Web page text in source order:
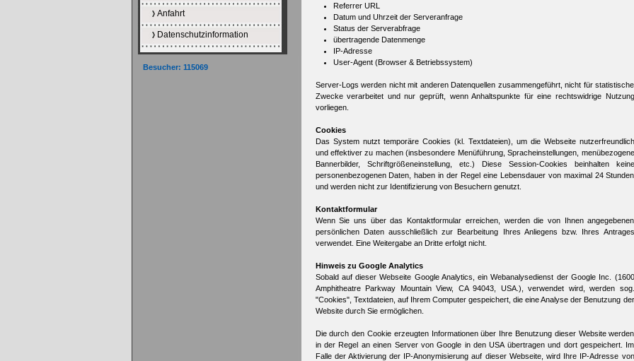
Anfahrt
Datenschutzinformation
Besucher: 115069
Referrer URL
Datum und Uhrzeit der Serveranfrage
Status der Serverabfrage
übertragende Datenmenge
IP-Adresse
User-Agent (Browser & Betriebssystem)
Server-Logs werden nicht mit anderen Datenquellen zusammengeführt, nicht für statistische
Zwecke verarbeitet und nur geprüft, wenn Anhaltspunkte für eine rechtswidrige Nutzung
vorliegen.
Cookies
Das System nutzt temporäre Cookies (kl. Textdateien), um die Webseite nutzerfreundlich
und effektiver zu machen (insbesondere Menüführung, Spracheinstellungen, menübezogene
Bannerbilder, Schriftgrößeneinstellung, etc.) Diese Session-Cookies beinhalten keine
personenbezogenen Daten, haben in der Regel eine Lebensdauer von maximal 24 Stunden
und werden nicht zur Identifizierung von Besuchern genutzt.
Kontaktformular
Wenn Sie uns über das Kontaktformular erreichen, werden die von Ihnen angegebenen
persönlichen Daten ausschließlich zur Bearbeitung Ihres Anliegens bzw. Ihres Antrages
verwendet. Eine Weitergabe an Dritte erfolgt nicht.
Hinweis zu Google Analytics
Sobald auf dieser Webseite Google Analytics, ein Webanalysedienst der Google Inc. (1600
Amphitheatre Parkway Mountain View, CA 94043, USA.), verwendet wird, werden sog.
"Cookies", Textdateien, auf Ihrem Computer gespeichert, die eine Analyse der Benutzung der
Website durch Sie ermöglichen.
Die durch den Cookie erzeugten Informationen über Ihre Benutzung dieser Website werden
in der Regel an einen Server von Google in den USA übertragen und dort gespeichert. Im
Falle der Aktivierung der IP-Anonymisierung auf dieser Webseite, wird Ihre IP-Adresse von